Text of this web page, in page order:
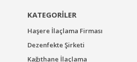
KATEGORİLER
Haşere İlaçlama Firması
Dezenfekte Şirketi
Kağıthane İlaçlama